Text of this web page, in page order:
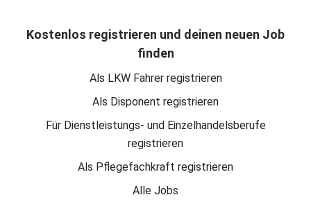
Kostenlos registrieren und deinen neuen Job
finden
Als LKW Fahrer registrieren
Als Disponent registrieren
Für Dienstleistungs- und Einzelhandelsberufe
registrieren
Als Pflegefachkraft registrieren
Alle Jobs